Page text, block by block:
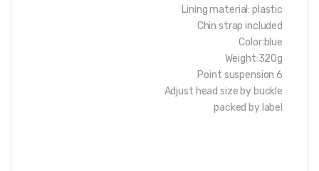
Lining material: plastic
Chin strap included
Color:blue
Weight:320g
6 Point suspension
Adjust head size by buckle
packed by label